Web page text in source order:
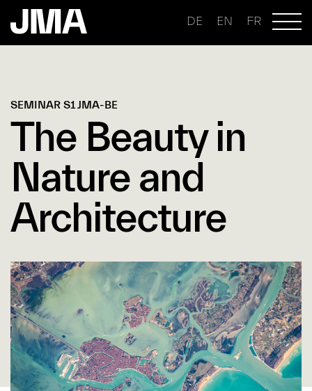
DE EN FR
SEMINAR S1 JMA-BE
The Beauty in
Nature and
Architecture